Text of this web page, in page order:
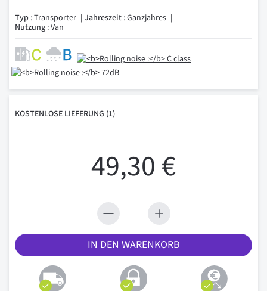
Typ : Transporter Jahreszeit : Ganzjahres
Nutzung : Van
KOSTENLOSE LIEFERUNG (1)
49,30 €
IN DEN WARENKORB